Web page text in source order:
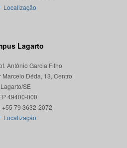
Localização
Lagarto
Antônio Garcia Filho
Marcelo Déda, 13, Centro
Lagarto/SE
49400-000
Localização